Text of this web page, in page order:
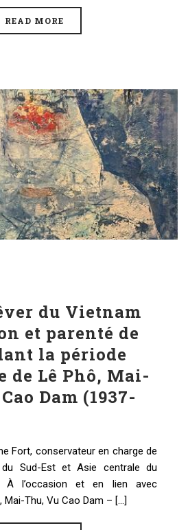
READ MORE
du Vietnam
et parenté de
la période
de Lê Phô, Mai-
Dam (1937-
Fort, conservateur en charge de
Sud-Est et Asie centrale du
À l’occasion et en lien avec
Mai-Thu, Vu Cao Dam – [...]